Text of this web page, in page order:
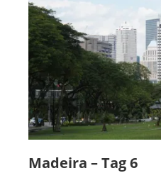
Madeira – Tag 6